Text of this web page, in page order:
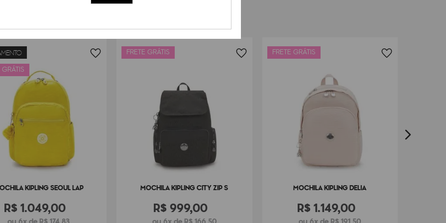
KIPLING SEOUL LAP
R$ 1.049,00
FRETE GRÁTIS
MOCHILA KIPLING CITY ZIP S
R$ 999,00
FRETE GRÁTIS
MOCHILA KIPLING DELIA
R$1.149,00